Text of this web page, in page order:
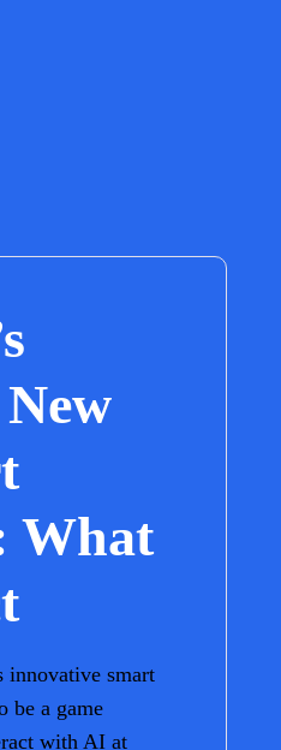
What
innovative smart
be a game
with AI at